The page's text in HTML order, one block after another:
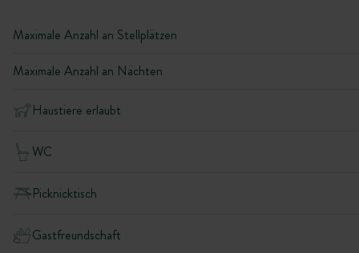
Maximale Anzahl an Stellplätzen
Maximale Anzahl an Nächten
Haustiere erlaubt
WC
Picknicktisch
Gastfreundschaft